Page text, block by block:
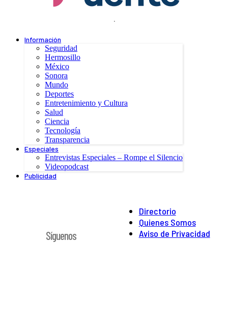
.
Información
Seguridad
Hermosillo
México
Sonora
Mundo
Deportes
Entretenimiento y Cultura
Salud
Ciencia
Tecnología
Transparencia
Especiales
Entrevistas Especiales – Rompe el Silencio
Videopodcast
Publicidad
Directorio
Quienes Somos
Aviso de Privacidad
Síguenos